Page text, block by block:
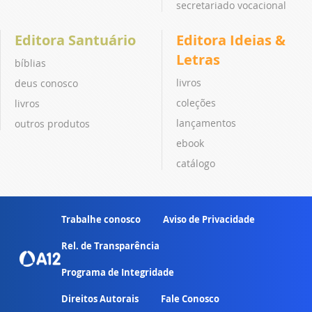
secretariado vocacional
Editora Santuário
bíblias
deus conosco
livros
outros produtos
Editora Ideias &
Letras
livros
coleções
lançamentos
ebook
catálogo
Trabalhe conosco Aviso de Privacidade
Rel. de Transparência
Programa de Integridade
Direitos Autorais Fale Conosco